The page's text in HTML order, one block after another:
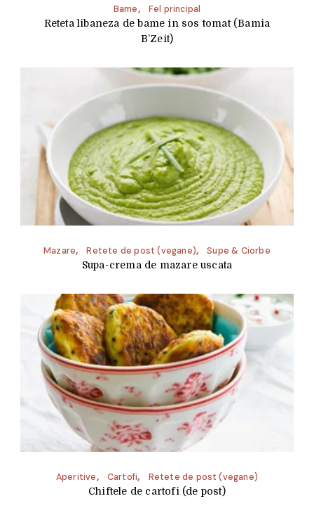
Bame
Fel principal
Reteta libaneza de bame in sos tomat (Bamia
B’Zeit)
Mazare Retete de post (vegane)
Supe & Ciorbe
Supa-crema de mazare uscata
Aperitive Cartofi
Retete de post (vegane)
Chiftele de cartofi (de post)